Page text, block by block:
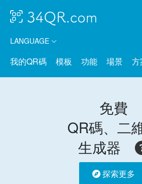
LANGUAGE
我的QR碼 模板 功能 場景 方
免費
QR碼、二
生成器
探索更多